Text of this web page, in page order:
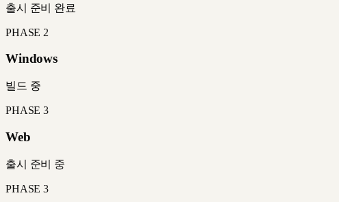
출시 준비 완료
PHASE 2
Windows
빌드 중
PHASE 3
Web
출시 준비 중
PHASE 3